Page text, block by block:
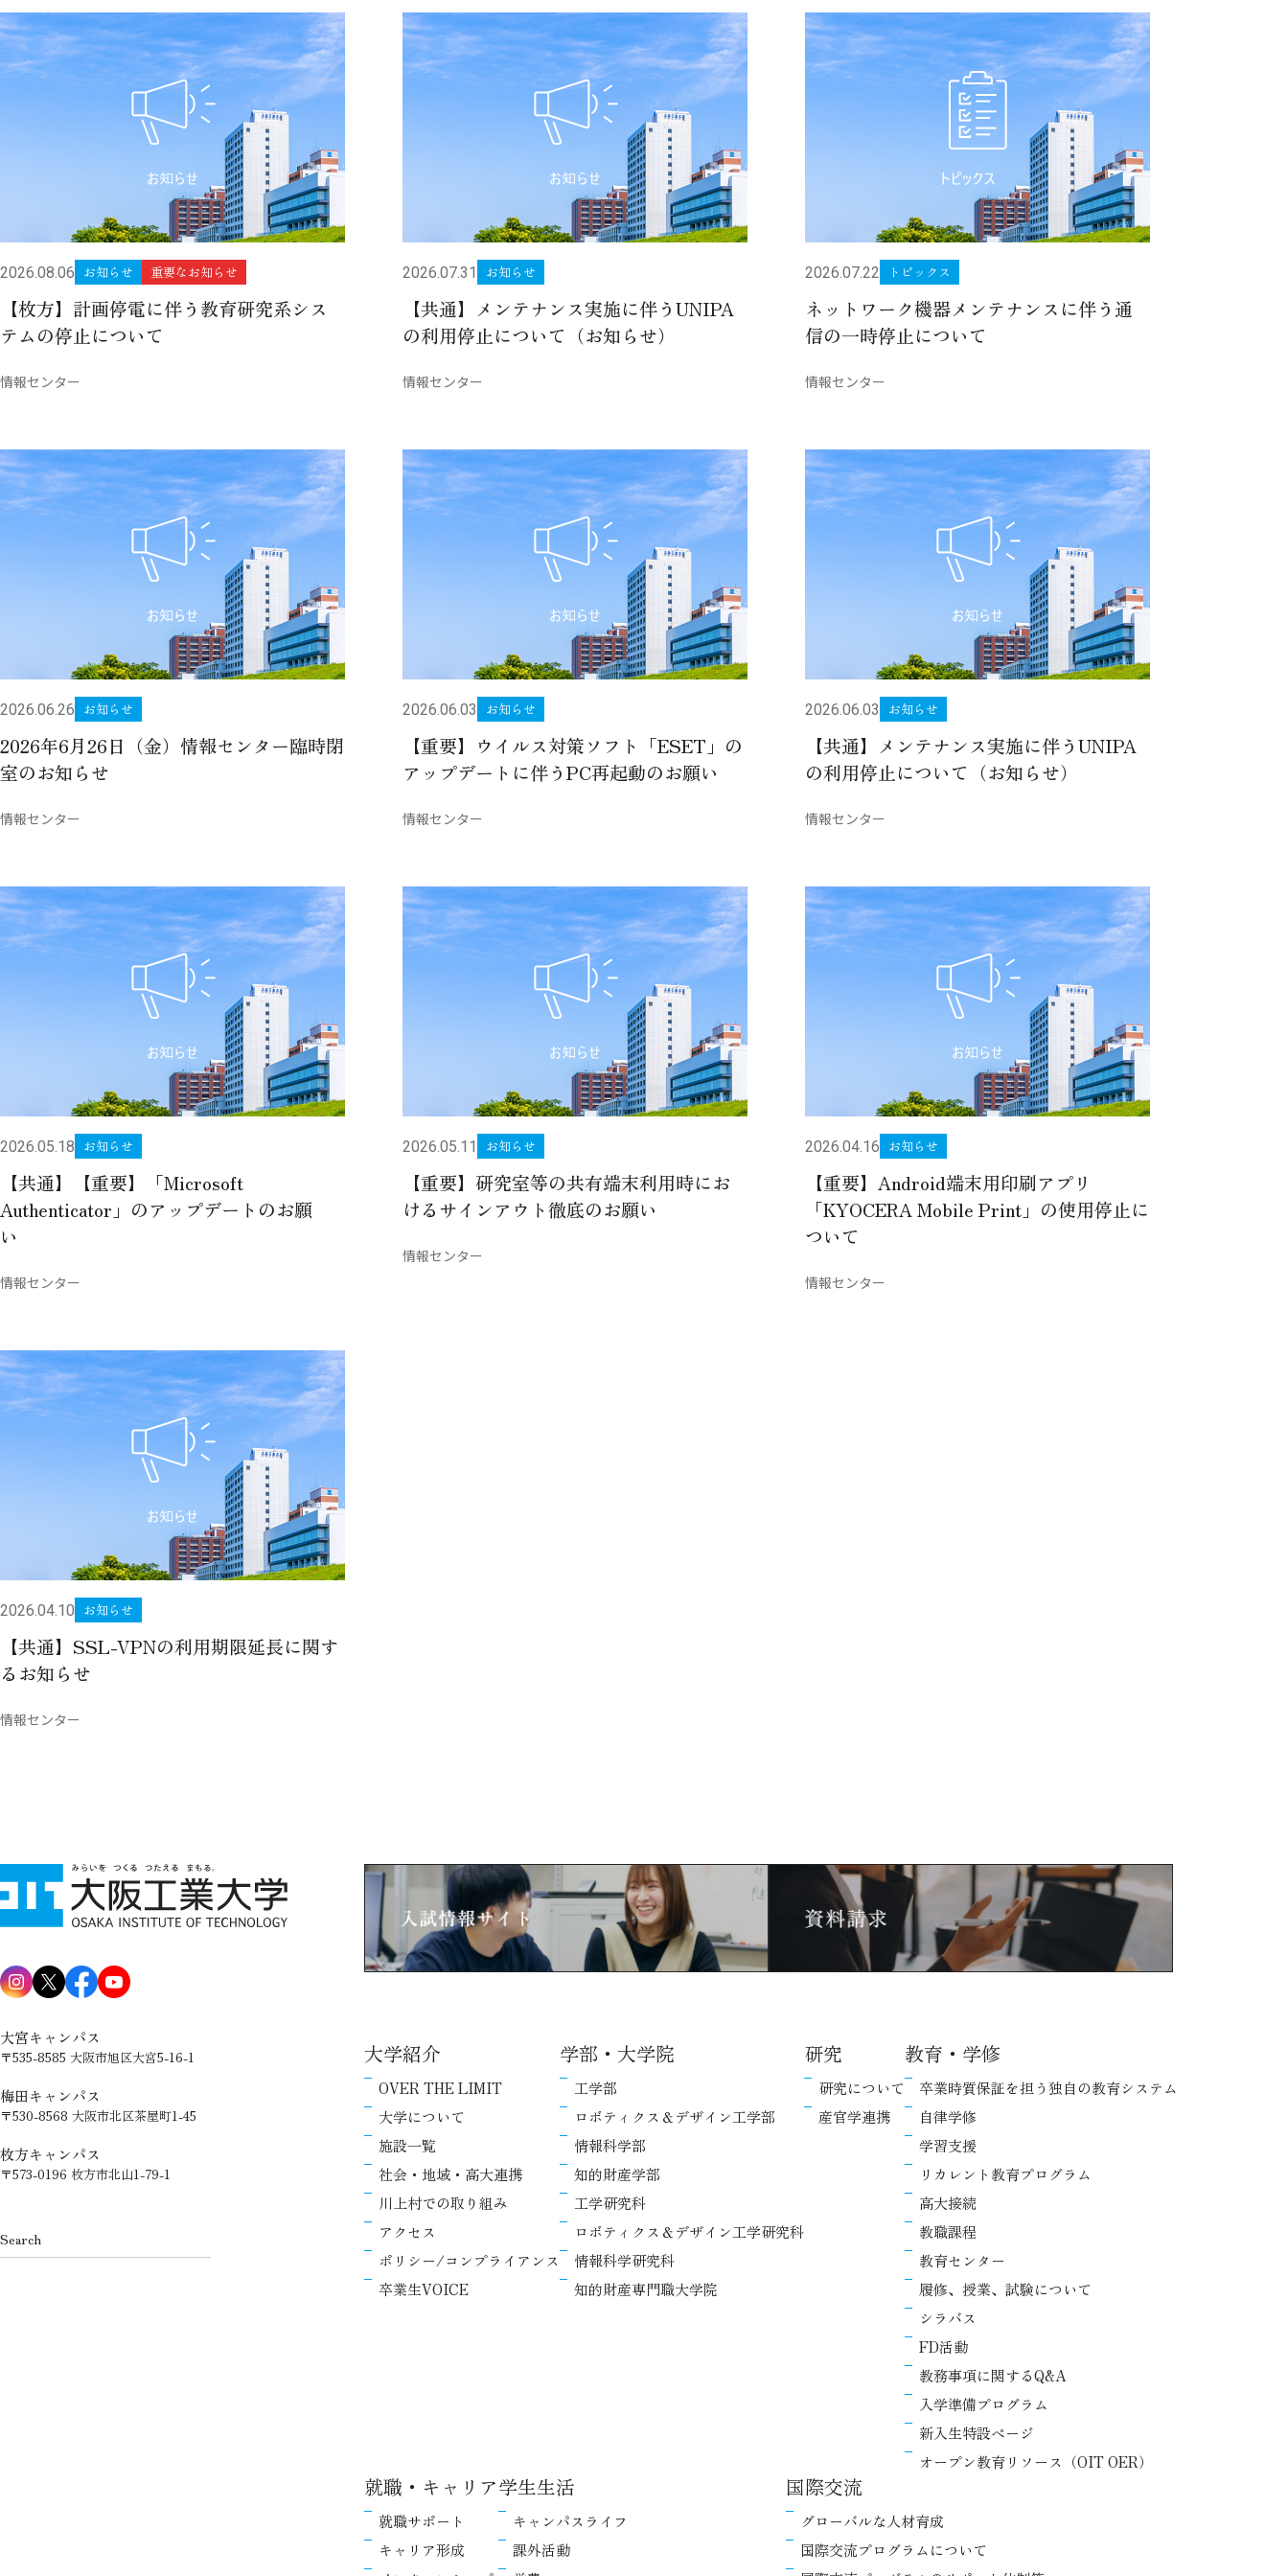
2026.08.06 お知らせ 重要なお知らせ
【枚方】計画停電に伴う教育研究系シス
テムの停止について
情報センター
2026.07.31 お知らせ
【共通】メンテナンス実施に伴うUNIPA
の利用停止について（お知らせ）
情報センター
2026.07.22 トピックス
ネットワーク機器メンテナンスに伴う通
信の一時停止について
情報センター
2026.06.26 お知らせ
2026年6月26日（金）情報センター臨時閉
室のお知らせ
情報センター
2026.06.03 お知らせ
【重要】ウイルス対策ソフト「ESET」の
アップデートに伴うPC再起動のお願い
情報センター
2026.06.03 お知らせ
【共通】メンテナンス実施に伴うUNIPA
の利用停止について（お知らせ）
情報センター
2026.05.18 お知らせ
【共通】【重要】「Microsoft
Authenticator」のアップデートのお願
い
情報センター
2026.05.11 お知らせ
【重要】研究室等の共有端末利用時にお
けるサインアウト徹底のお願い
情報センター
2026.04.16 お知らせ
【重要】Android端末用印刷アプリ
「KYOCERA Mobile Print」の使用停止に
ついて
情報センター
2026.04.10 お知らせ
【共通】SSL-VPNの利用期限延長に関す
るお知らせ
情報センター
大宮キャンパス
〒535-8585 大阪市旭区大宮5-16-1
梅田キャンパス
〒530-8568 大阪市北区茶屋町1-45
枚方キャンパス
〒573-0196 枚方市北山1-79-1
大学紹介
OVER THE LIMIT
大学について
施設一覧
社会・地域・高大連携
川上村での取り組み
アクセス
ポリシー/コンプライアンス
卒業生VOICE
学部・大学院
工学部
ロボティクス＆デザイン工学部
情報科学部
知的財産学部
工学研究科
ロボティクス＆デザイン工学研究科
情報科学研究科
知的財産専門職大学院
研究
研究について
産官学連携
教育・学修
卒業時質保証を担う独自の教育システム
自律学修
学習支援
リカレント教育プログラム
高大接続
教職課程
教育センター
履修、授業、試験について
シラバス
FD活動
教務事項に関するQ&A
入学準備プログラム
新入生特設ページ
オープン教育リソース（OIT OER）
就職・キャリア
就職サポート
キャリア形成
学生生活
キャンパスライフ
課外活動
国際交流
グローバルな人材育成
国際交流プログラムについて